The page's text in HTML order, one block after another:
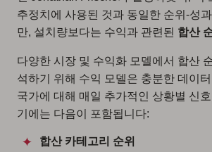
추정치에 사용된 것과 동일한 순위-성
만, 설치량보다는 수익과 관련된 합산
다양한 시장 및 수익화 모델에서 합산
석하기 위해 수익 모델은 충분한 데이
국가에 대해 매일 추가적인 상황별 신
기에는 다음이 포함됩니다:
합산 카테고리 순위